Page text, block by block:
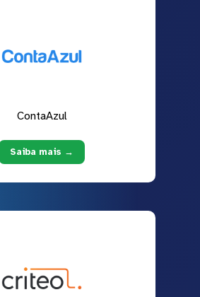
ContaAzul
Saiba mais →